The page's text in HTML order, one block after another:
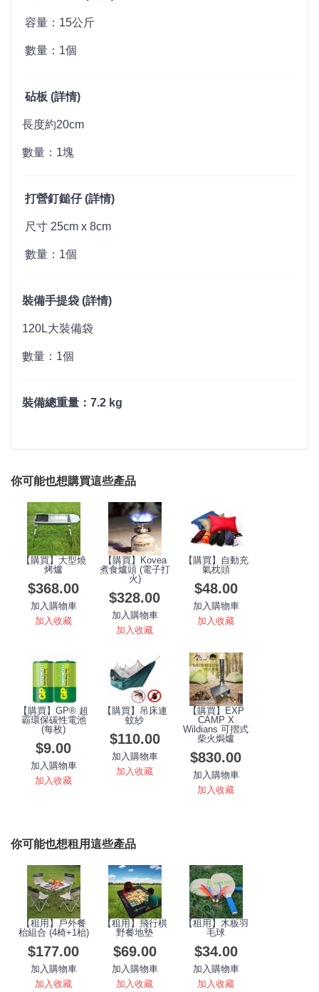
容量：15公斤
數量：1個
砧板 (詳情)
長度約20cm
數量：1塊
打營釘鎚仔 (詳情)
尺寸 25cm x 8cm
數量：1個
裝備手提袋 (詳情)
120L大裝備袋
數量：1個
裝備總重量：7.2 kg
你可能也想購買這些產品
【購買】大型燒
烤爐
$368.00
加入購物車
加入收藏
【購買】Kovea
煮食爐頭 (電子打
火)
$328.00
加入購物車
加入收藏
【購買】自動充
氣枕頭
$48.00
加入購物車
加入收藏
【購買】GP® 超
霸環保碳性電池
(每枚)
$9.00
加入購物車
加入收藏
【購買】吊床連
蚊紗
$110.00
加入購物車
加入收藏
【購買】EXP
CAMP X
Wildians 可摺式
柴火焗爐
$830.00
加入購物車
加入收藏
你可能也想租用這些產品
【租用】戶外餐
枱組合 (4椅+1枱)
$177.00
加入購物車
加入收藏
【租用】飛行棋
野餐地墊
$69.00
加入購物車
加入收藏
【租用】木板羽
毛球
$34.00
加入購物車
加入收藏